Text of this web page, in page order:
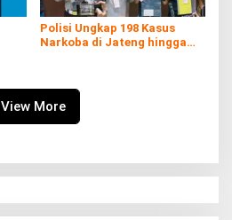
Polisi Ungkap 198 Kasus
Narkoba di Jateng hingga
View More